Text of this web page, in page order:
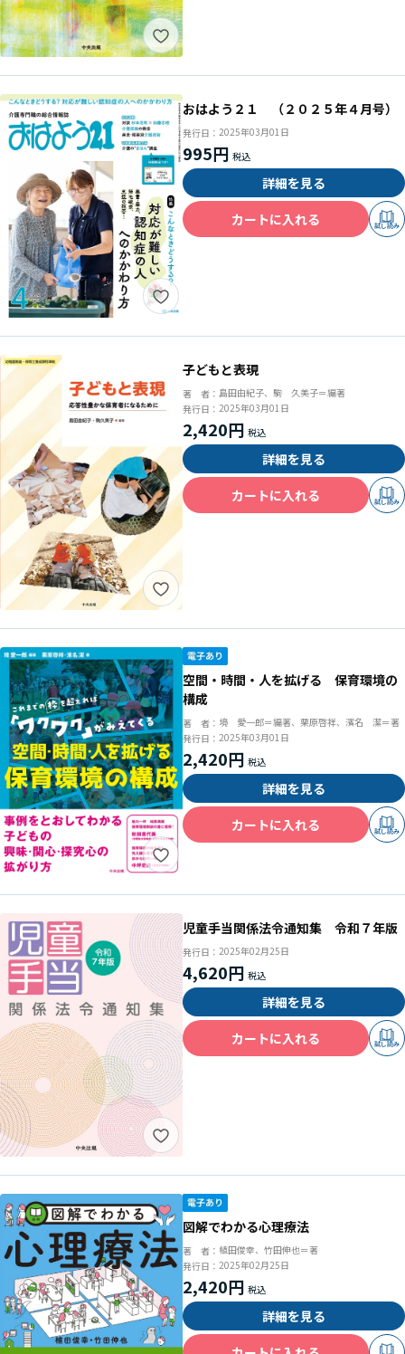
おはよう２１ （２０２５年４月号）
発行日： 2025年03月01日
995円
詳細を見る
カートに入れる
試し読み
子どもと表現
著 者： 島田由紀子、駒 久美子＝編著
発行日： 2025年03月01日
2,420円
詳細を見る
カートに入れる
試し読み
空間・時間・人を拡げる 保育環境の
構成
著 者： 境 愛一郎＝編著、栗原啓祥、濱名 潔＝著
発行日： 2025年03月01日
2,420円
詳細を見る
カートに入れる
試し読み
児童手当関係法令通知集 令和７年版
発行日： 2025年02月25日
4,620円
詳細を見る
カートに入れる
試し読み
図解でわかる心理療法
著 者： 植田俊幸、竹田伸也＝著
発行日： 2025年02月25日
2,420円
詳細を見る